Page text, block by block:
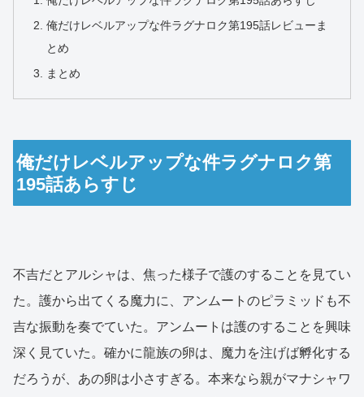
俺だけレベルアップな件ラグナロク第195話レビューま
とめ
まとめ
俺だけレベルアップな件ラグナロク第
195話あらすじ
不吉だとアルシャは、焦った様子で護のすることを見てい
た。護から出てくる魔力に、アンムートのピラミッドも不
吉な振動を奏でていた。アンムートは護のすることを興味
深く見ていた。確かに龍族の卵は、魔力を注げば孵化する
だろうが、あの卵は小さすぎる。本来なら親がマナシャワ